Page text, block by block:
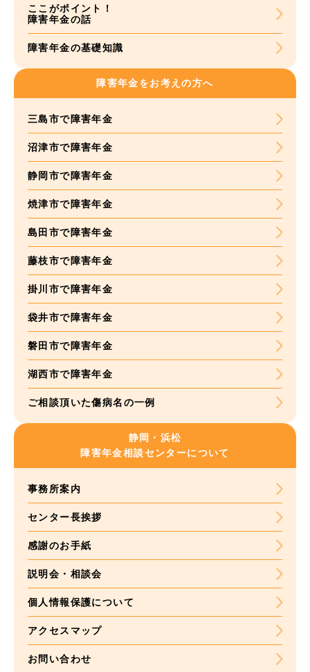
ここがポイント！
障害年金の話
障害年金の基礎知識
障害年金をお考えの方へ
三島市で障害年金
沼津市で障害年金
静岡市で障害年金
焼津市で障害年金
島田市で障害年金
藤枝市で障害年金
掛川市で障害年金
袋井市で障害年金
磐田市で障害年金
湖西市で障害年金
ご相談頂いた傷病名の一例
静岡・浜松
障害年金相談センターについて
事務所案内
センター長挨拶
感謝のお手紙
説明会・相談会
個人情報保護について
アクセスマップ
お問い合わせ